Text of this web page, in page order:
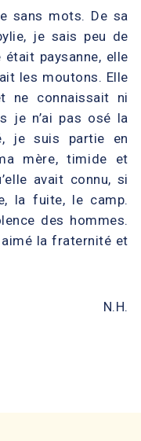
sans mots. De sa
je sais peu de
paysanne, elle
les moutons. Elle
ne connaissait ni
je n’ai pas osé la
je suis partie en
mère, timide et
avait connu, si
la fuite, le camp.
des hommes.
aimé la fraternité et
N.H.